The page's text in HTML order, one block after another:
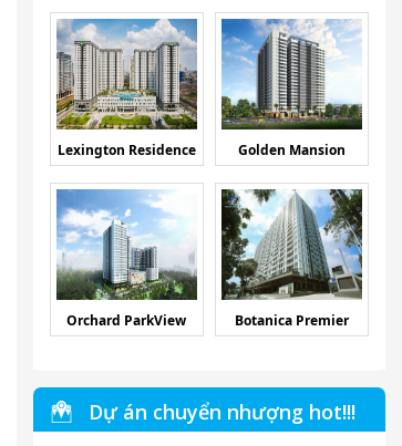
Lexington Residence Golden Mansion
Orchard ParkView Botanica Premier
Dự án chuyển nhượng hot!!!